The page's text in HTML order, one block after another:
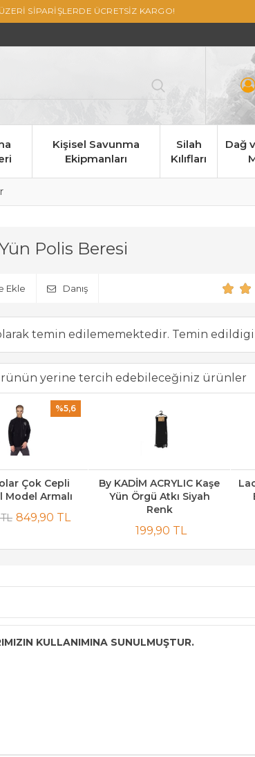
SİPARİŞLERDE ÜCRETSİZ KARGO!
Kişisel Savunma
Ekipmanları
Silah
Kılıfları
Dağ
Polis Beresi
Ekle Danış
temin edilememektedir. Temin
yerine tercih edebileceğiniz ürünler
%5,6
Çok Cepli
Model Armalı
849,90 TL
By KADİM ACRYLIC Kaşe
Yün Örgü Atkı Siyah
Renk
199,90 TL
KULLANIMINA SUNULMUŞTUR.